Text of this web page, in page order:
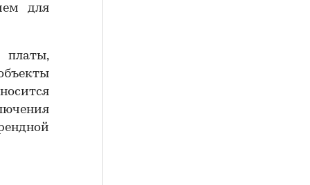
для